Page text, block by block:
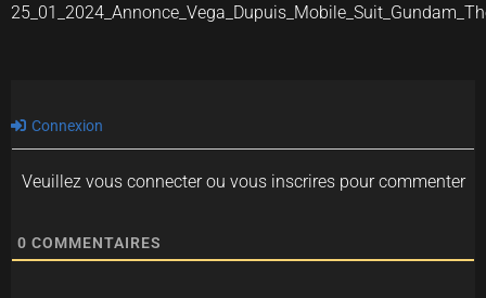
Connexion
Veuillez vous connecter ou vous inscrires pour commenter
0 COMMENTAIRES